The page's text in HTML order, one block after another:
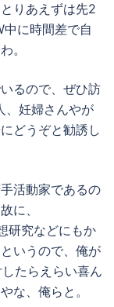
りあえずは先2
に時間差で自
。
るので、ぜひ訪
、妊婦さんやが
どうぞと勧誘し
活動家であるの
に、
研究などにもか
いうので、俺が
たらえらい喜ん
な、俺らと。